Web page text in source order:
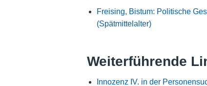
Freising, Bistum: Politische
(Spätmittelalter)
Weiterführende
Innozenz IV. in der